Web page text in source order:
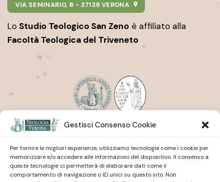
Gestisci Consenso Cookie
Per fornire le migliori esperienze, utilizziamo tecnologie come i cookie per
memorizzare e/o accedere alle informazioni del dispositivo. Il consenso a
queste tecnologie ci permetterà di elaborare dati come il
comportamento di navigazione o ID unici su questo sito. Non
VIA SEMINARIO, 8 - 37129 VERONA
Lo Studio Teologico San Zeno è affiliato alla
Facoltà Teologica del Triveneto
Istituto Superiore di Scienze Religiose
| San Pietro